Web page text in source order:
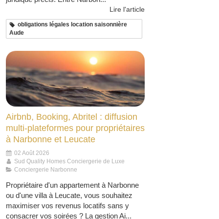
Lire l'article
obligations légales location saisonnière
Aude
Airbnb, Booking, Abritel : diffusion
multi-plateformes pour propriétaires
à Narbonne et Leucate
02 Août 2026
Sud Quality Homes Conciergerie de Luxe
Conciergerie Narbonne
Propriétaire d'un appartement à Narbonne
ou d'une villa à Leucate, vous souhaitez
maximiser vos revenus locatifs sans y
consacrer vos soirées ? La gestion Ai...